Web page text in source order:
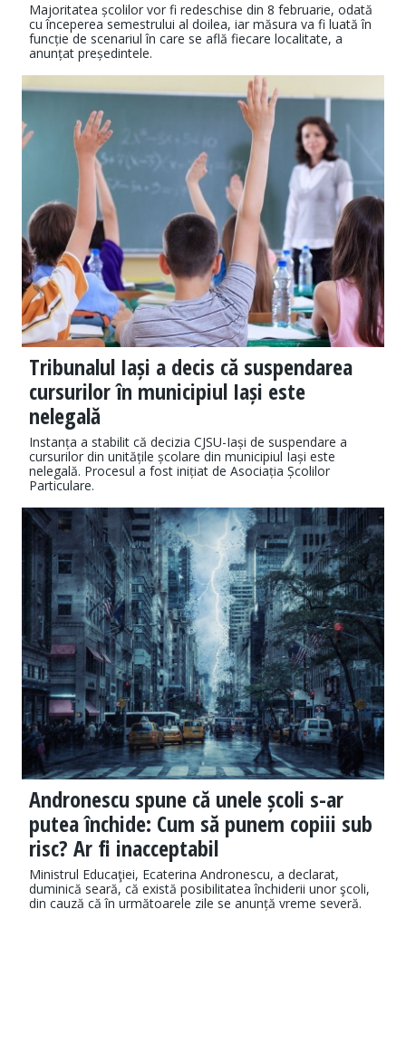
Majoritatea școlilor vor fi redeschise din 8 februarie, odată
cu începerea semestrului al doilea, iar măsura va fi luată în
funcție de scenariul în care se află fiecare localitate, a
anunțat președintele.
Tribunalul Iași a decis că suspendarea
cursurilor în municipiul Iași este
nelegală
Instanța a stabilit că decizia CJSU-Iași de suspendare a
cursurilor din unitățile școlare din municipiul Iași este
nelegală. Procesul a fost inițiat de Asociația Școlilor
Particulare.
Andronescu spune că unele școli s-ar
putea închide: Cum să punem copiii sub
risc? Ar fi inacceptabil
Ministrul Educaţiei, Ecaterina Andronescu, a declarat,
duminică seară, că există posibilitatea închiderii unor şcoli,
din cauză că în următoarele zile se anunță vreme severă.